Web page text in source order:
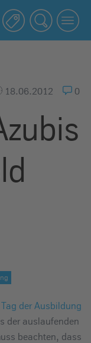
18.06.2012 0
Tag der Ausbildung
der auslaufenden
beachten, dass